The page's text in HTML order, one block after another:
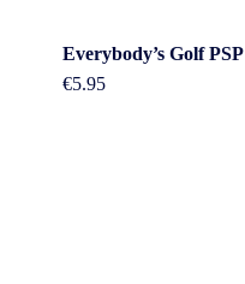
Everybody’s Golf PSP
€5.95